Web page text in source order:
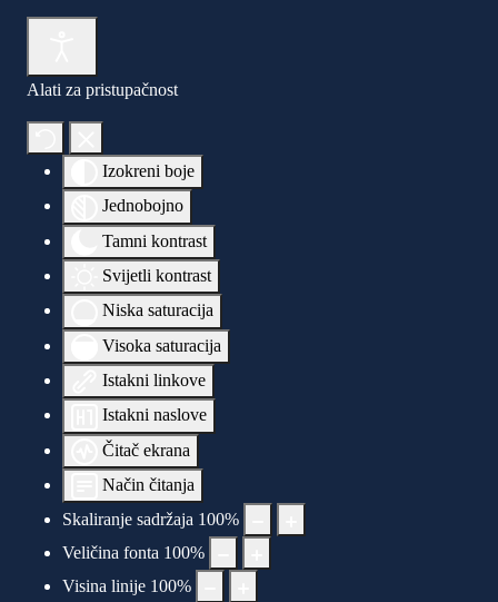
Alati za pristupačnost
Izokreni boje
Jednobojno
Tamni kontrast
Svijetli kontrast
Niska saturacija
Visoka saturacija
Istakni linkove
Istakni naslove
Čitač ekrana
Način čitanja
Skaliranje sadržaja 100%
Veličina fonta 100%
Visina linije 100%